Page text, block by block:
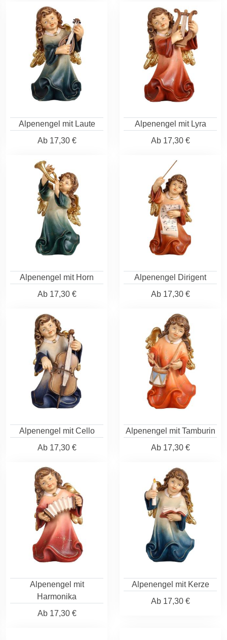
Alpenengel mit Laute
Ab17,30 €
Alpenengel mit Lyra
Ab17,30 €
Alpenengel mit Horn
Ab17,30 €
Alpenengel Dirigent
Ab17,30 €
Alpenengel mit Cello
Ab17,30 €
Alpenengel mit Tamburin
Ab17,30 €
Alpenengel mit
Harmonika
Ab17,30 €
Alpenengel mit Kerze
Ab17,30 €